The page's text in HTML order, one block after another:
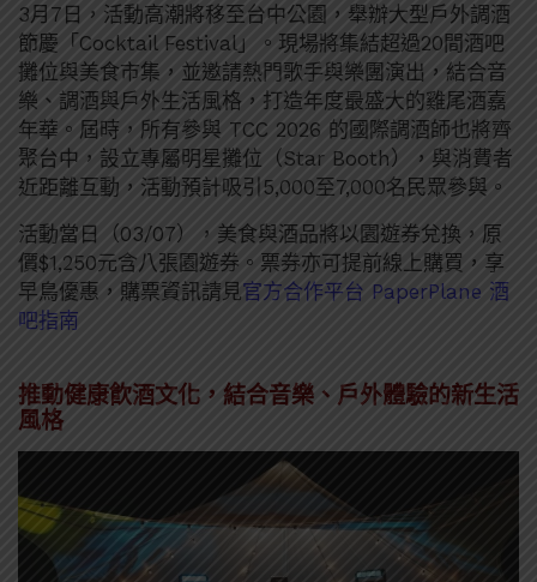
3月7日，活動高潮將移至台中公園，舉辦大型戶外調酒
節慶「Cocktail Festival」。現場將集結超過20間酒吧
攤位與美⻝市集，並邀請熱門歌手與樂團演出，結合音
樂、調酒與戶外生活風格，打造年度最盛大的雞尾酒嘉
年華。屆時，所有參與 TCC 2026 的國際調酒師也將齊
聚台中，設立專屬明星攤位（Star Booth），與消費者
近距離互動，活動預計吸引5,000至7,000名⺠眾參與。
活動當日（03/07），美⻝與酒品將以園遊券兌換，原
價$1,250元含八張園遊券。票券亦可提前線上購買，享
早鳥優惠，購票資訊請見官方合作平台 PaperPlane 酒
吧指南
推動健康飮酒文化，結合音樂、戶外體驗的新生活
風格